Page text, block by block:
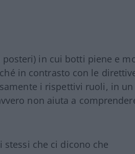
in cui botti piene e
in contrasto con le
i rispettivi ruoli, in un
non aiuta a
che ci dicono che